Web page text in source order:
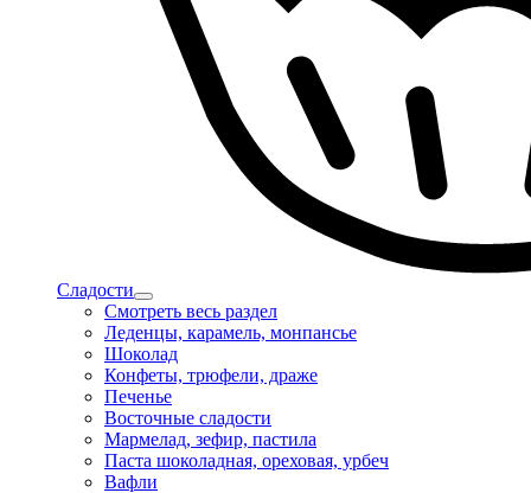
Сладости
Смотреть весь раздел
Леденцы, карамель, монпансье
Шоколад
Конфеты, трюфели, драже
Печенье
Восточные сладости
Мармелад, зефир, пастила
Паста шоколадная, ореховая, урбеч
Вафли